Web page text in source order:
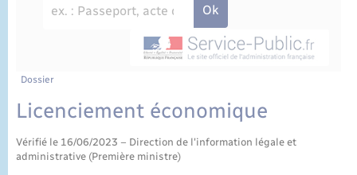
État civil
Cimetière communal
Dossier
Licenciement économique
Vérifié le 16/06/2023 – Direction de l'information légale et
administrative (Première ministre)